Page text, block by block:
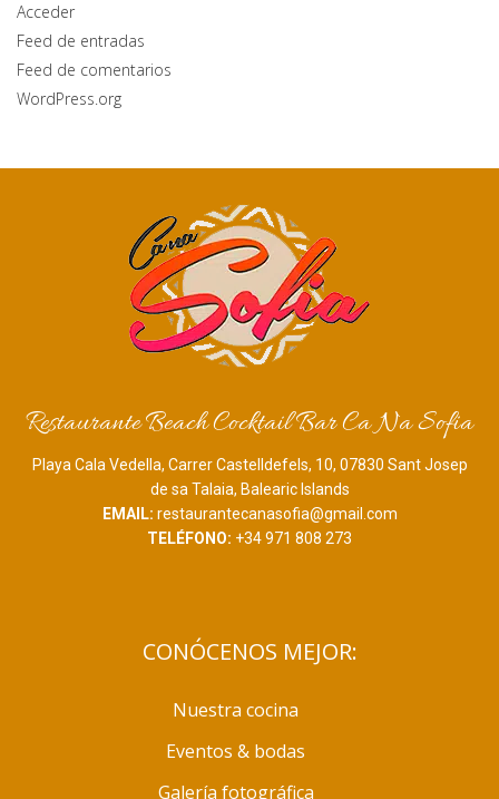
Acceder
Feed de entradas
Feed de comentarios
WordPress.org
Restaurante Beach Cocktail Bar Ca Na Sofia
Playa Cala Vedella, Carrer Castelldefels, 10, 07830 Sant Josep
de sa Talaia, Balearic Islands
EMAIL: restaurantecanasofia@gmail.com
TELÉFONO: +34 971 808 273
CONÓCENOS MEJOR:
Nuestra cocina
Eventos & bodas
Galería fotográfica